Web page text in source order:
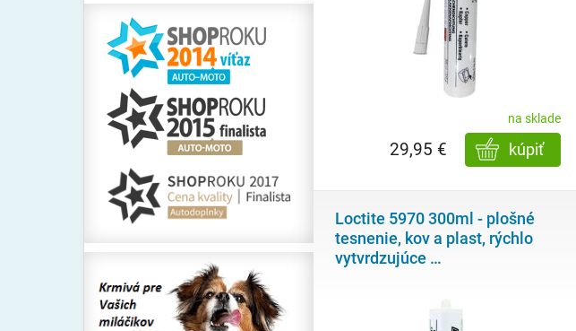
na sklade
kúpiť
29,95 €
Loctite 5970 300ml - plošné
tesnenie, kov a plast, rýchlo
vytvrdzujúce …